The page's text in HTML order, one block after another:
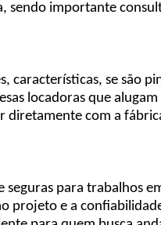
sendo importante
se são
locadoras que
diretamente com a
seguras para trabalhos
projeto e a